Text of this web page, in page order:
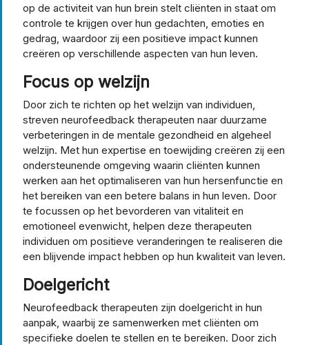
op de activiteit van hun brein stelt cliënten in staat om
controle te krijgen over hun gedachten, emoties en
gedrag, waardoor zij een positieve impact kunnen
creëren op verschillende aspecten van hun leven.
Focus op welzijn
Door zich te richten op het welzijn van individuen,
streven neurofeedback therapeuten naar duurzame
verbeteringen in de mentale gezondheid en algeheel
welzijn. Met hun expertise en toewijding creëren zij een
ondersteunende omgeving waarin cliënten kunnen
werken aan het optimaliseren van hun hersenfunctie en
het bereiken van een betere balans in hun leven. Door
te focussen op het bevorderen van vitaliteit en
emotioneel evenwicht, helpen deze therapeuten
individuen om positieve veranderingen te realiseren die
een blijvende impact hebben op hun kwaliteit van leven.
Doelgericht
Neurofeedback therapeuten zijn doelgericht in hun
aanpak, waarbij ze samenwerken met cliënten om
specifieke doelen te stellen en te bereiken. Door zich